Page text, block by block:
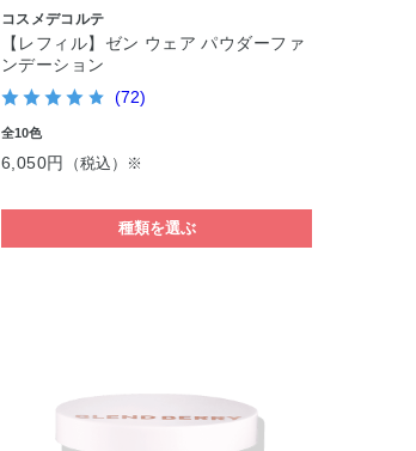
コスメデコルテ
【レフィル】ゼン ウェア パウダーファ
ンデーション
(72)
全10色
6,050円 （税込）※
種類を選ぶ